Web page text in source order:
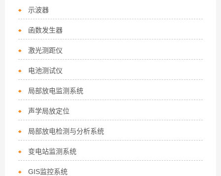
示波器
函数发生器
激光测距仪
电池测试仪
局部放电监测系统
声学局放定位
局部放电检测与分析系统
变电站监测系统
GIS监控系统